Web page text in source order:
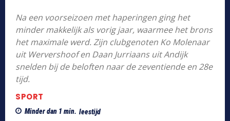
Na een voorseizoen met haperingen ging het
minder makkelijk als vorig jaar, waarmee het brons
het maximale werd. Zijn clubgenoten Ko Molenaar
uit Wervershoof en Daan Jurriaans uit Andijk
snelden bij de beloften naar de zeventiende en 28e
tijd.
SPORT
Minder dan 1 min. leestijd